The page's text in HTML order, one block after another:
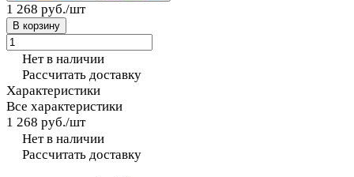
1 268 руб./шт
В корзину
Нет в наличии
Рассчитать доставку
Характеристики
Все характеристики
1 268 руб./шт
Нет в наличии
Рассчитать доставку